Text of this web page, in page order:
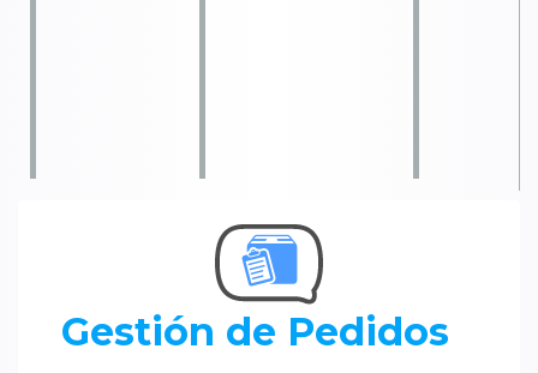
Gestión de Pedidos